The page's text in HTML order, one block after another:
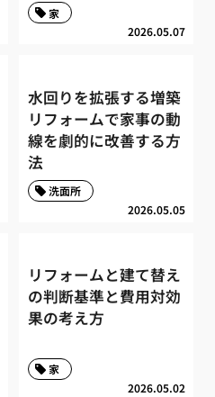
2026.05.07
家
水回りを拡張する増築
リフォームで家事の動
線を劇的に改善する方
法
2026.05.05
洗面所
リフォームと建て替え
の判断基準と費用対効
果の考え方
2026.05.02
家